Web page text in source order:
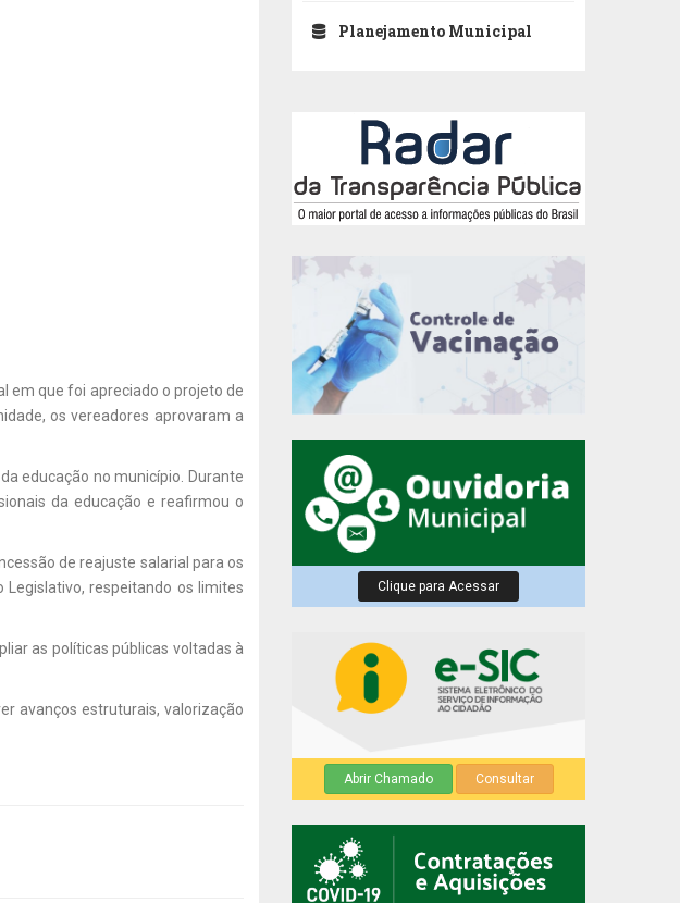
em que foi apreciado o projeto de
os vereadores aprovaram a
educação no município. Durante
da educação e reafirmou o
de reajuste salarial para os
respeitando os limites
as políticas públicas voltadas à
avanços estruturais, valorização
Planejamento Municipal
Clique para Acessar
Abrir Chamado Consultar